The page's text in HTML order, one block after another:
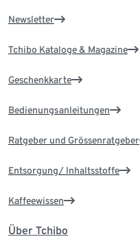
Newsletter
Tchibo Kataloge & Magazine
Geschenkkarte
Bedienungsanleitungen
Ratgeber und Grössenratgeber
Entsorgung/ Inhaltsstoffe
Kaffeewissen
Über Tchibo